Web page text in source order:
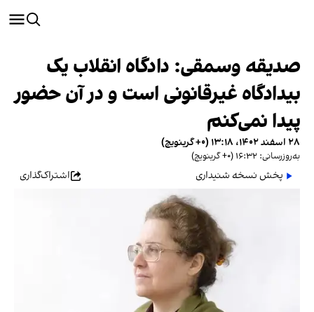
صدیقه وسمقی: دادگاه انقلاب یک
بیدادگاه غیرقانونی است و در آن حضور
پیدا نمی‌کنم
۲۸ اسفند ۱۴۰۲، ۱۳:۱۸ (‎+۰ گرینویچ)
به‌روزرسانی: ۱۶:۳۲ (‎+۰ گرینویچ)
پخش نسخه شنیداری اشتراک‌گذاری